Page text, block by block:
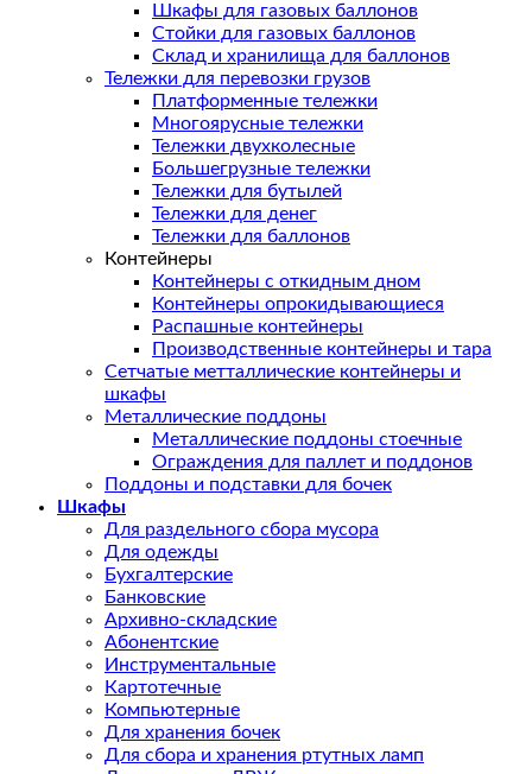
Шкафы для газовых баллонов
Стойки для газовых баллонов
Склад и хранилища для баллонов
Тележки для перевозки грузов
Платформенные тележки
Многоярусные тележки
Тележки двухколесные
Большегрузные тележки
Тележки для бутылей
Тележки для денег
Тележки для баллонов
Контейнеры
Контейнеры с откидным дном
Контейнеры опрокидывающиеся
Распашные контейнеры
Производственные контейнеры и тара
Сетчатые метталлические контейнеры и
шкафы
Металлические поддоны
Металлические поддоны стоечные
Ограждения для паллет и поддонов
Поддоны и подставки для бочек
Шкафы
Для раздельного сбора мусора
Для одежды
Бухгалтерские
Банковские
Архивно-складские
Абонентские
Инструментальные
Картотечные
Компьютерные
Для хранения бочек
Для сбора и хранения ртутных ламп